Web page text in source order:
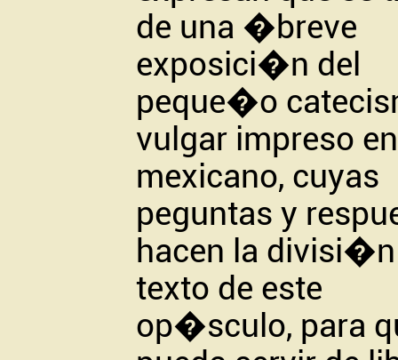
de una �breve
exposici�n del
peque�o
vulgar impreso en
mexicano, cuyas
peguntas y
hacen la
texto de este
op�sculo, para